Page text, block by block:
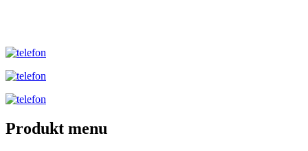
Produkt menu